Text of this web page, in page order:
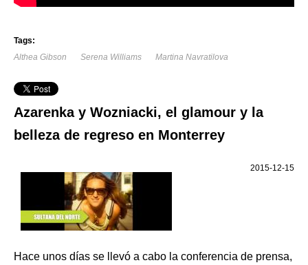
Tags:
Althea Gibson
Serena Williams Martina Navratilova
Azarenka y Wozniacki, el glamour y la
belleza de regreso en Monterrey
2015-12-15
Hace unos días se llevó a cabo la conferencia de prensa,